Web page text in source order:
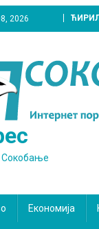
2026
Сокобање
Економија